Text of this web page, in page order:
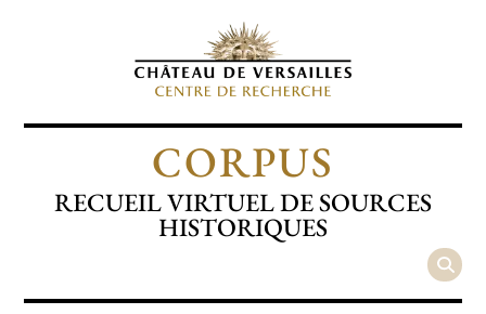
CORPUS
RECUEIL VIRTUEL DE SOURCES
HISTORIQUES